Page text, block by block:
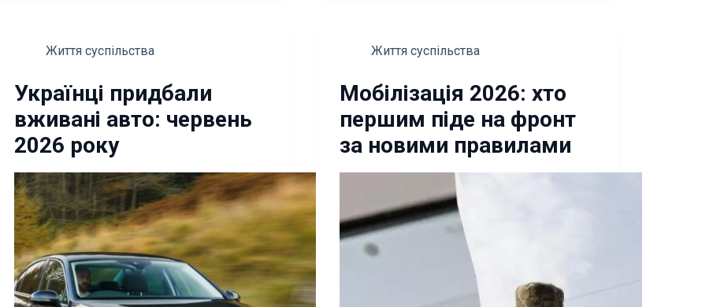
Життя суспільства
Українці придбали
вживані авто: червень
2026 року
Життя суспільства
Мобілізація 2026: хто
першим піде на фронт
за новими правилами